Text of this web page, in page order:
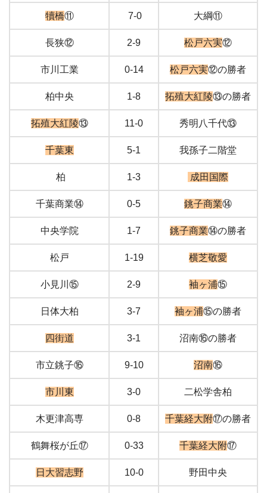
犢橋⑪ 7-0 大綱⑪
長狭⑫ 2-9 松戸六実⑫
市川工業 0-14 松戸六実⑫の勝者
柏中央 1-8 拓殖大紅陵⑬の勝者
拓殖大紅陵⑬ 11-0 秀明八千代⑬
千葉東 5-1 我孫子二階堂
柏 1-3 成田国際
千葉商業⑭ 0-5 銚子商業⑭
中央学院 1-7 銚子商業⑭の勝者
松戸 1-19 横芝敬愛
小見川 ⑮ 2-9 袖ヶ浦⑮
日体大柏 3-7 袖ヶ浦⑮の勝者
四街道 3-1 沼南⑯の勝者
市立銚子⑯ 9-10 沼南⑯
市川東 3-0 二松学舎柏
木更津高専 0-8 千葉経大附⑰の勝者
鶴舞桜が丘⑰ 0-33 千葉経大附⑰
日大習志野 10-0 野田中央